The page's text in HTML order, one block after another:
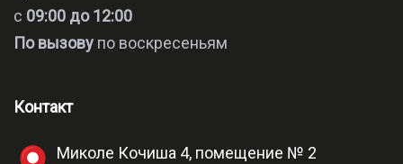
с 09:00 до 12:00
По вызову по воскресеньям
Контакт
Миколе Кочиша 4, помещение № 2